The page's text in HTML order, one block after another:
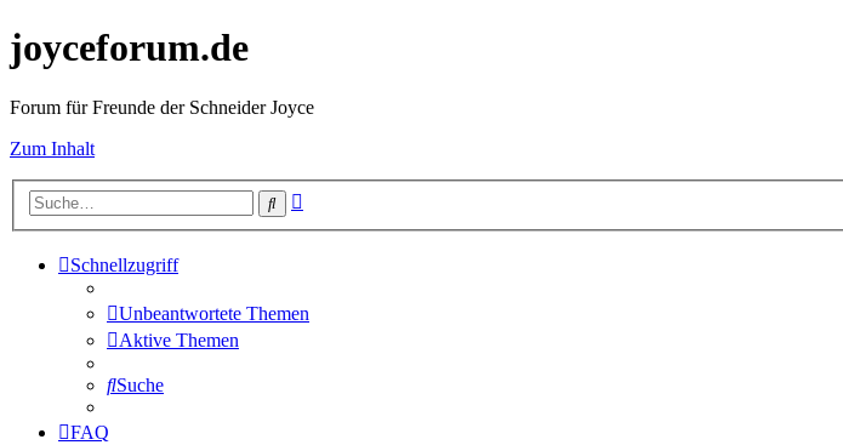
joyceforum.de
Forum für Freunde der Schneider Joyce
Zum Inhalt
Suche
Schnellzugriff
Unbeantwortete Themen
Aktive Themen
Suche
FAQ